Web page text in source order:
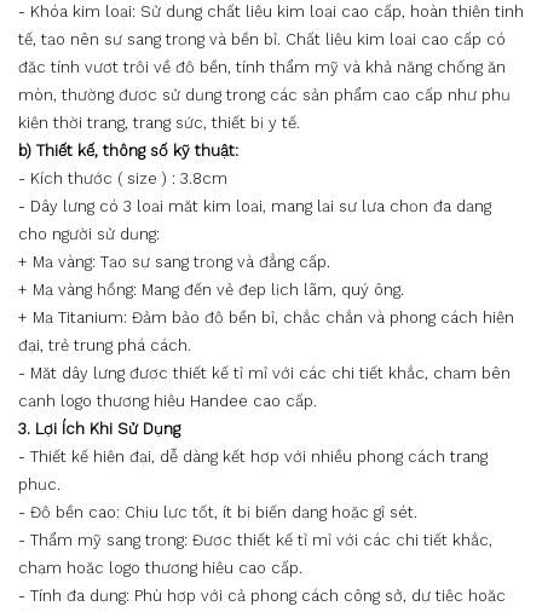
- Khóa kim loại: Sử dụng chất liệu kim loại cao cấp, hoàn thiện tinh
tế, tạo nên sự sang trọng và bền bỉ. Chất liệu kim loại cao cấp có
đặc tính vượt trội về độ bền, tính thẩm mỹ và khả năng chống ăn
mòn, thường được sử dụng trong các sản phẩm cao cấp như phụ
kiện thời trang, trang sức, thiết bị y tế.
b) Thiết kế, thông số kỹ thuật:
- Kích thước ( size ) : 3.8cm
- Dây lưng có 3 loại mặt kim loại, mang lại sự lựa chọn đa dạng
cho người sử dụng:
+ Mạ vàng: Tạo sự sang trọng và đẳng cấp.
+ Mạ vàng hồng: Mang đến vẻ đẹp lịch lãm, quý ông.
+ Mạ Titanium: Đảm bảo độ bền bỉ, chắc chắn và phong cách hiện
đại, trẻ trung phá cách.
- Mặt dây lưng được thiết kế tỉ mỉ với các chi tiết khắc, chạm bên
cạnh logo thương hiệu Handee cao cấp.
3. Lợi Ích Khi Sử Dụng
- Thiết kế hiện đại, dễ dàng kết hợp với nhiều phong cách trang
phục.
- Độ bền cao: Chịu lực tốt, ít bị biến dạng hoặc gỉ sét.
- Thẩm mỹ sang trọng: Được thiết kế tỉ mỉ với các chi tiết khắc,
chạm hoặc logo thương hiệu cao cấp.
- Tính đa dụng: Phù hợp với cả phong cách công sở, dự tiệc hoặc